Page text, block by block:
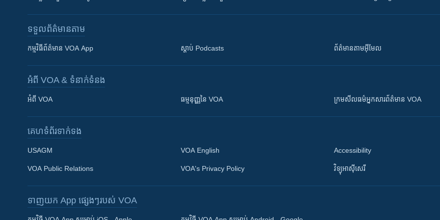
Khmer English
ទទួល​ព័ត៌មាន​តាម
កម្មវិធី​ព័ត៌មាន VOA App ស្តាប់ Podcasts ព័ត៌មាន​តាម​អ៊ីមែល
អំពី​ VOA & ទំនាក់ទំនង
អំពី​ VOA ធម្មនុញ្ញ​នៃ VOA ក្រម​​​សីលធម៌​​​អ្នក​​​សារព័ត៌មាន VOA
គេហទំព័រ​​ទាក់ទង
USAGM
VOA Public Relations
VOA English
VOA's Privacy Policy
Accessibility
វិទ្យុ​អាស៊ី​សេរី
ទាញយក​ App ផ្សេងៗ​របស់​ VOA